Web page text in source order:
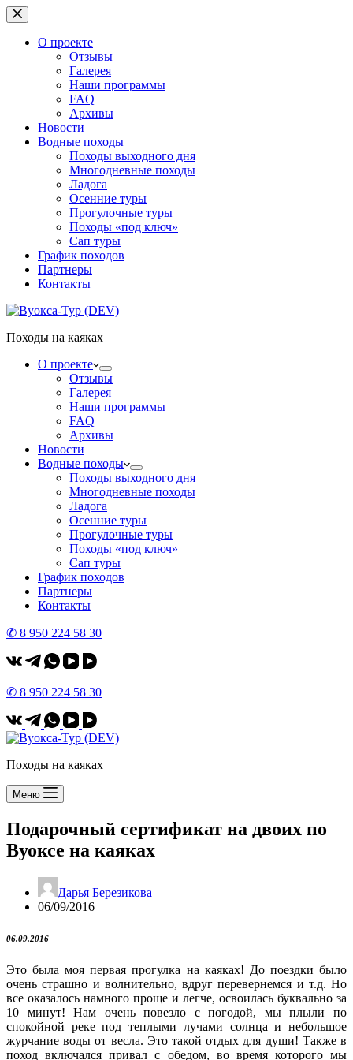
Перейти
к
сути
О проекте
Отзывы
Галерея
Наши программы
FAQ
Архивы
Новости
Водные походы
Походы выходного дня
Многодневные походы
Ладога
Осенние туры
Прогулочные туры
Походы «под ключ»
Сап туры
График походов
Партнеры
Контакты
Походы на каяках
О проекте
Отзывы
Галерея
Наши программы
FAQ
Архивы
Новости
Водные походы
Походы выходного дня
Многодневные походы
Ладога
Осенние туры
Прогулочные туры
Походы «под ключ»
Сап туры
График походов
Партнеры
Контакты
✆ 8 950 224 58 30
✆ 8 950 224 58 30
Походы на каяках
Меню
Подарочный сертификат на двоих по
Вуоксе на каяках
Дарья Березикова
06/09/2016
06.09.2016
Это была моя первая прогулка на каяках! До поездки было
очень страшно и волнительно, вдруг перевернемся и т.д. Но
все оказалось намного проще и легче, освоилась буквально за
10 минут! Нам очень повезло с погодой, мы плыли по
спокойной реке под теплыми лучами солнца и небольшое
журчание воды от весла. Это такой отдых для души! Также в
поход включался привал с обедом, во время которого мы